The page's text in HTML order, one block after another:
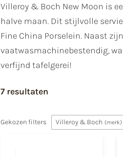
Villeroy & Boch New Moon is
halve maan. Dit stijlvolle
Fine China Porselein. Naast
vaatwasmachinebestendig,
verfijnd tafelgerei!
7 resultaten
Gekozen filters Villeroy & Boch merk